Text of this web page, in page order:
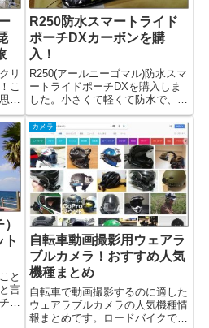
リ
こ
い
R250防水スマートライド
ポーチDXカーボンを購
入！
R250(アールニーゴマル)防水スマ
ートライドポーチDXを購入しま
した。小さくて軽くて防水で、サ
イク...
ト
と
言
す
カメラ
自転車動画撮影用ウェアラ
ブルカメラ！おすすめ人気
機種まとめ
自転車で動画撮影するのに適した
ウェアラブルカメラの人気機種情
報まとめです。ロードバイクで旅